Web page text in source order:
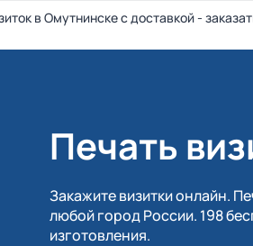
в Омутнинске с доставкой -
Печать
Закажите визитки онлайн.
любой город России. 198
изготовления.